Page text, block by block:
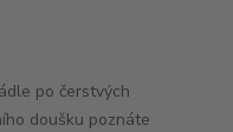
po čerstvých
doušku poznáte